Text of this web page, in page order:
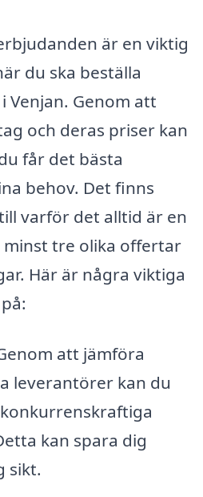
är en viktig
du ska beställa
Genom att
och deras priser kan
får det bästa
behov. Det finns
varför det alltid är en
tre olika offertar
Här är några viktiga
att jämföra
leverantörer kan du
kan spara dig
sikt.